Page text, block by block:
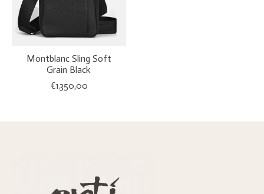
Montblanc Sling Soft
Grain Black
€1.350,00